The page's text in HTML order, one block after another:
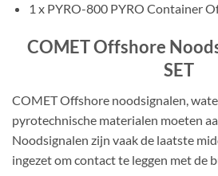
1 x PYRO-800 PYRO Container
COMET Offshore
SET
COMET Offshore noodsignalen,
pyrotechnische materialen moeten
Noodsignalen zijn vaak de laatste
ingezet om contact te leggen met de